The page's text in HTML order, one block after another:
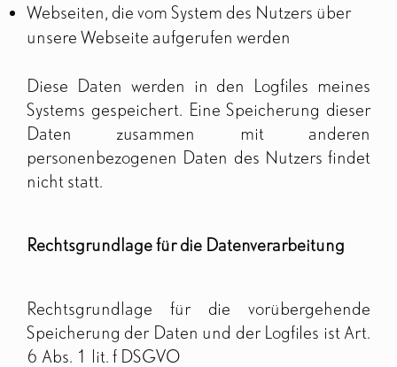
Webseiten, die vom System des Nutzers über
unsere Webseite aufgerufen werden
Diese Daten werden in den Logfiles meines
Systems gespeichert. Eine Speicherung dieser
Daten zusammen mit anderen
personenbezogenen Daten des Nutzers findet
nicht statt.
Rechtsgrundlage für die Datenverarbeitung
Rechtsgrundlage für die vorübergehende
Speicherung der Daten und der Logfiles ist Art.
6 Abs. 1 lit. f DSGVO